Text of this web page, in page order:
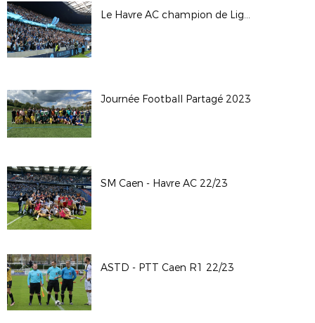
Le Havre AC champion de Ligue 2
Journée Football Partagé 2023
SM Caen - Havre AC 22/23
ASTD - PTT Caen R1 22/23